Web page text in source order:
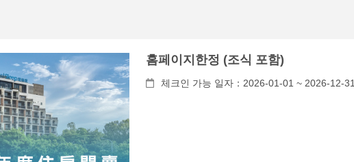
홈페이지한정 (조식 포함)
체크인 가능 일자：2026-01-01 ~ 2026-12-31